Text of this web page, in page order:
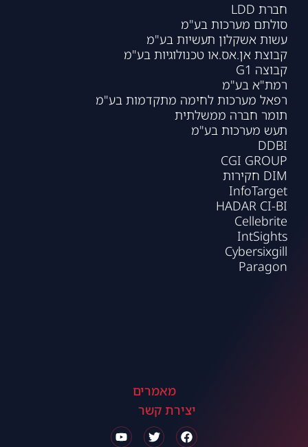
חברת LDD
סולתם מערכות בע"מ
עשות אשקלון תעשיות בע"מ
קבוצת אן.אס.או טכנולוגיות בע"מ
קבוצה G1
רמת"א בע"מ
רפאל מערכות לחימה מתקדמות בע"מ
תומר חברה ממשלתית
תעש מערכות בע"מ
DDBI
CGI GROUP
DIM חקירות
InfoTarget
HADAR CI-BI
Cellebrite
IntSights
Cybersixgill
Paragon
מאמרים
יצירת קשר